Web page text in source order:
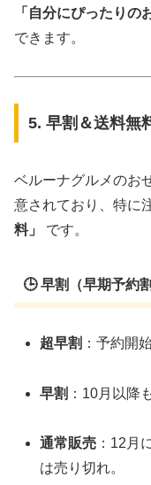
「自分にぴったりの
できます。
5. 早割＆送料無
ベルーナグルメのお
意されており、特に
料」
です。
🕒 早割（早期予約割
超早割 ：予約開
早割 ：10月以降
通常販売 ：12月
は売り切れ。